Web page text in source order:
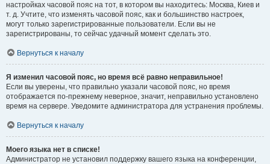
настройках часовой пояс на тот, в котором вы находитесь: Москва, Киев и
т. д. Учтите, что изменять часовой пояс, как и большинство настроек,
могут только зарегистрированные пользователи. Если вы не
зарегистрированы, то сейчас удачный момент сделать это.
Вернуться к началу
Я изменил часовой пояс, но время всё равно неправильное!
Если вы уверены, что правильно указали часовой пояс, но время
отображается по-прежнему неверное, значит, неправильно установлено
время на сервере. Уведомите администратора для устранения проблемы.
Вернуться к началу
Моего языка нет в списке!
Администратор не установил поддержку вашего языка на конференции,